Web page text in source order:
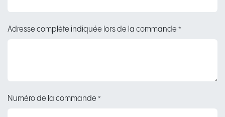
Adresse complète indiquée lors de la commande *
Numéro de la commande *